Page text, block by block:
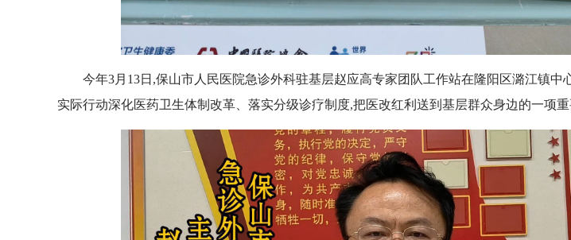
今年3月13日,保山市人民医院急诊外科驻基层赵应高专家团队工作站在隆阳区潞江镇中
实际行动深化医药卫生体制改革、落实分级诊疗制度,把医改红利送到基层群众身边的一项重